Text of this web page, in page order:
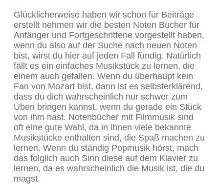
Glücklicherweise haben wir schon für Beiträge
erstellt nehmen wir die besten Noten Bücher für
Anfänger und Fortgeschrittene vorgestellt haben,
wenn du also auf der Suche nach neuen Noten
bist, wirst du hier auf jeden Fall fündig. Natürlich
fällt es ein einfaches Musikstück zu lernen, die
einem auch gefallen. Wenn du überhaupt kein
Fan von Mozart bist, dann ist es selbsterklärend,
dass du dich wahrscheinlich nur schwer zum
Üben bringen kannst, wenn du gerade ein Stück
von ihm hast. Notenbücher mit Filmmusik sind
oft eine gute Wahl, da in ihnen viele bekannte
Musikstücke enthalten sind, die Spaß machen zu
lernen. Wenn du ständig Popmusik hörst, mach
das folglich auch Sinn diese auf dem Klavier zu
lernen, da es wahrscheinlich die Musik ist, die du
magst.